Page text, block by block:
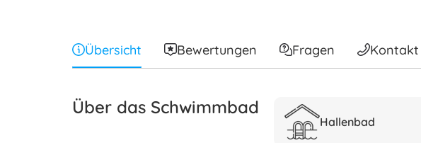
Übersicht Bewertungen Fragen Kontakt
Über das Schwimmbad
Hallenbad